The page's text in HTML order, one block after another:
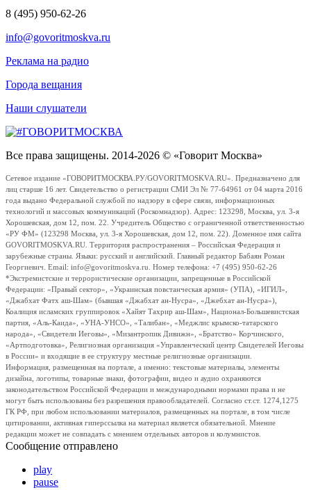
8 (495) 950-62-26
info@govoritmoskva.ru
Реклама на радио
Города вещания
Наши слушатели
Все права защищены. 2014-2026 © «Говорит Москва»
Сетевое издание «ГОВОРИТМОСКВА.РУ/GOVORITMOSKVA.RU». Предназначено для
лиц старше 16 лет. Свидетельство о регистрации СМИ Эл № 77-64961 от 04 марта 2016
года выдано Федеральной службой по надзору в сфере связи, информационных
технологий и массовых коммуникаций (Роскомнадзор). Адрес: 123298, Москва, ул. 3-я
Хорошевская, дом 12, пом. 22. Учредитель Общество с ограниченной ответственностью
«РУ ФМ» (123298 Москва, ул. 3-я Хорошевская, дом 12, пом. 22). Доменное имя сайта
GOVORITMOSKVA.RU. Территория распространения – Российская Федерация и
зарубежные страны. Языки: русский и английский. Главный редактор Бабаян Роман
Георгиевич. Email: info@govoritmoskva.ru. Номер телефона: +7 (495) 950-62-26
*Экстремистские и террористические организации, запрещенные в Российской
Федерации: «Правый сектор», «Украинская повстанческая армия» (УПА), «ИГИЛ»,
«Джабхат Фатх аш-Шам» (бывшая «Джабхат ан-Нусра», «Джебхат ан-Нусра»),
Коалиция исламских группировок «Хайят Тахрир аш-Шам», Национал-Большевистская
партия, «Аль-Каида», «УНА-УНСО», «Талибан», «Меджлис крымско-татарского
народа», «Свидетели Иеговы», «Мизантропик Дивижн», «Братство» Корчинского,
«Артподготовка», Религиозная организация «Управленческий центр Свидетелей Иеговы
в России» и входящие в ее структуру местные религиозные организации.
Информация, размещенная на портале, а именно: текстовые материалы, элементы
дизайна, логотипы, товарные знаки, фотографии, видео и аудио охраняются
законодательством Российской Федерации и международными нормами права и не
могут быть использованы без разрешения правообладателей. Согласно ст.ст. 1274,1275
ГК РФ, при любом использовании материалов, размещенных на портале, в том числе
цитировании, активная гиперссылка на материал является обязательной. Мнение
редакции может не совпадать с мнением отдельных авторов и колумнистов.
Сообщение отправлено
play
pause